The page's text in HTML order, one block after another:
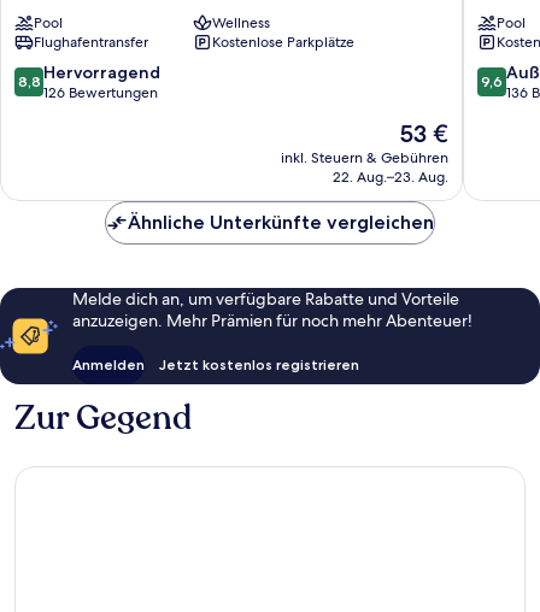
Resort
Takua
Pa
Pool
Wellness
Flughafentransfer
Kostenlose Parkplätze
8.8
von
8,8 Hervorragend
126 Bewertungen
Der
Preis
beträgt
53 €
inkl. Steuern & Gebühren
22. Aug.–23. Aug.
Lak
Bangsak
Takua
Pa
Pool
9.6
von
9,6
136
Ähnliche Unterkünfte vergleichen
Melde dich an, um verfügbare Rabatte und Vorteile
anzuzeigen. Mehr Prämien für noch mehr Abenteuer!
Anmelden Jetzt kostenlos registrieren
Zur Gegend